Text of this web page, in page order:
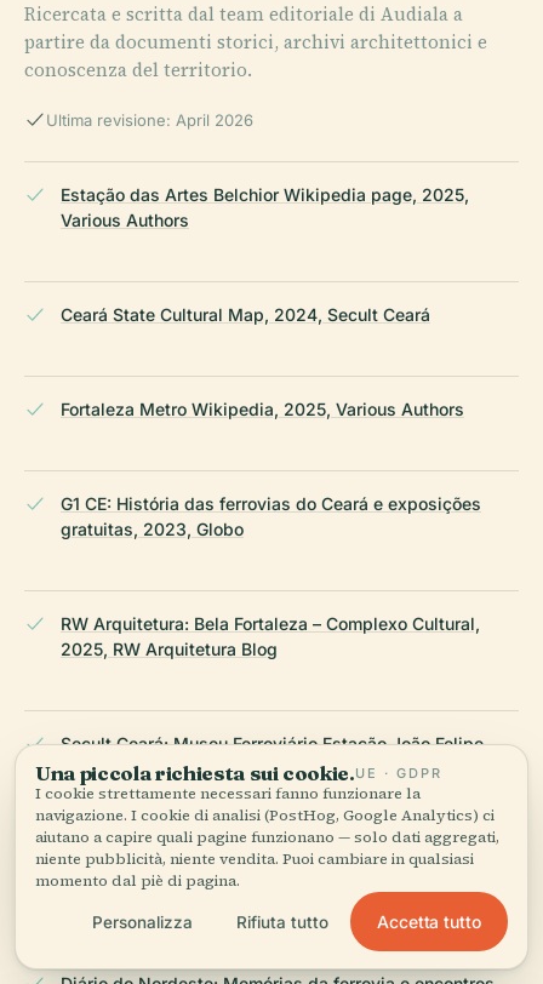
Ricercata e scritta dal team editoriale di Audiala a
partire da documenti storici, archivi architettonici e
conoscenza del territorio.
Ultima revisione: April 2026
Estação das Artes Belchior Wikipedia page, 2025,
Various Authors
Ceará State Cultural Map, 2024, Secult Ceará
Fortaleza Metro Wikipedia, 2025, Various Authors
G1 CE: História das ferrovias do Ceará e exposições
gratuitas, 2023, Globo
RW Arquitetura: Bela Fortaleza – Complexo Cultural,
2025, RW Arquitetura Blog
Secult Ceará: Museu Ferroviário Estação João Felipe,
2024, Secult Ceará Official Site
O Povo: Museu Ferroviário realiza visita mediada, 2025,
O Povo News
Una piccola richiesta sui cookie.UE · GDPR
I cookie strettamente necessari fanno funzionare la
navigazione. I cookie di analisi (PostHog, Google Analytics) ci
aiutano a capire quali pagine funzionano — solo dati aggregati,
niente pubblicità, niente vendita. Puoi cambiare in qualsiasi
momento dal piè di pagina.
Personalizza Rifiuta tutto Accetta tutto